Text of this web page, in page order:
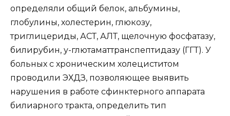
определяли общий белок, альбумины,
глобулины, холестерин, глюкозу,
триглицериды, АСТ, АЛТ, щелочную фосфатазу,
билирубин, у-глютаматтранспептидазу (ГГТ). У
больных с хроническим холециститом
проводили ЭХДЗ, позволяющее выявить
нарушения в работе сфинктерного аппарата
билиарного тракта, определить тип